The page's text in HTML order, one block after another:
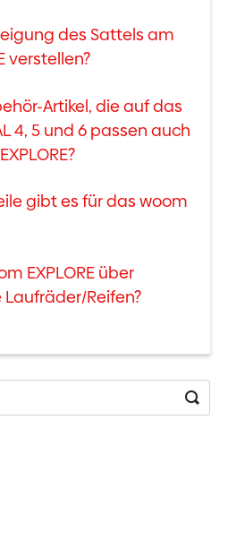
des Sattels am
verstellen?
Artikel, die auf das
4, 5 und 6 passen auch
gibt es für das woom
EXPLORE über
Reifen?